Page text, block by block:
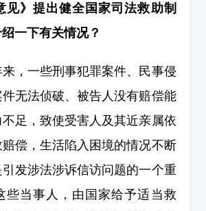
》提出健全国家司法救助制
一下有关情况？
一些刑事犯罪案件、民事侵
无法侦破、被告人没有赔偿能
足，致使受害人及其近亲属依
偿，生活陷入困境的情况不断
发涉法涉诉信访问题的一个重
些当事人，由国家给予适当救